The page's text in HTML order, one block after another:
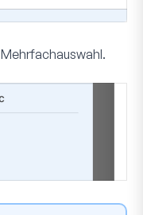
Mehrfachauswahl.